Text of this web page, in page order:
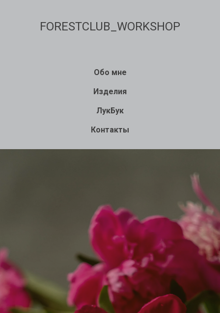
FORESTCLUB_WORKSHOP
Обо мне
Изделия
ЛукБук
Контакты